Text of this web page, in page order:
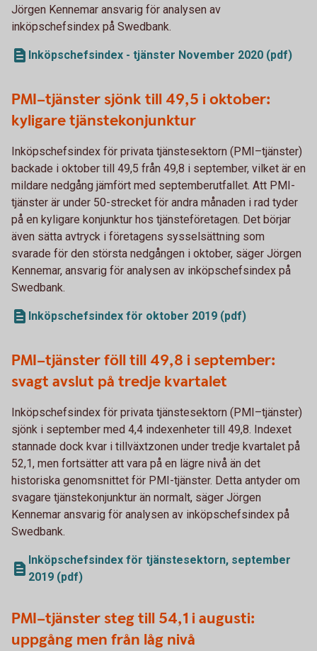
Jörgen Kennemar ansvarig för analysen av
inköpschefsindex på Swedbank.
Inköpschefsindex - tjänster November 2020 (pdf)
PMI–tjänster sjönk till 49,5 i oktober:
kyligare tjänstekonjunktur
Inköpschefsindex för privata tjänstesektorn (PMI–tjänster)
backade i oktober till 49,5 från 49,8 i september, vilket är en
mildare nedgång jämfört med septemberutfallet. Att PMI-
tjänster är under 50-strecket för andra månaden i rad tyder
på en kyligare konjunktur hos tjänsteföretagen. Det börjar
även sätta avtryck i företagens sysselsättning som
svarade för den största nedgången i oktober, säger Jörgen
Kennemar, ansvarig för analysen av inköpschefsindex på
Swedbank.
Inköpschefsindex för oktober 2019 (pdf)
PMI–tjänster föll till 49,8 i september:
svagt avslut på tredje kvartalet
Inköpschefsindex för privata tjänstesektorn (PMI–tjänster)
sjönk i september med 4,4 indexenheter till 49,8. Indexet
stannade dock kvar i tillväxtzonen under tredje kvartalet på
52,1, men fortsätter att vara på en lägre nivå än det
historiska genomsnittet för PMI-tjänster. Detta antyder om
svagare tjänstekonjunktur än normalt, säger Jörgen
Kennemar ansvarig för analysen av inköpschefsindex på
Swedbank.
Inköpschefsindex för tjänstesektorn, september
2019 (pdf)
PMI–tjänster steg till 54,1 i augusti:
uppgång men från låg nivå